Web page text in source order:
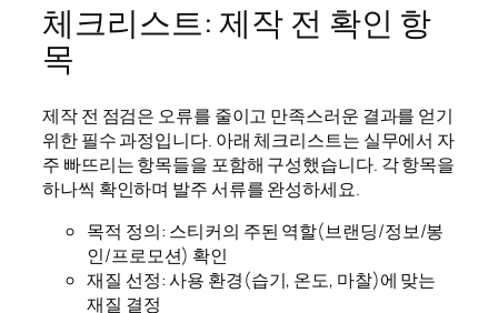
체크리스트: 제작 전 확인 항
목
제작 전 점검은 오류를 줄이고 만족스러운 결과를 얻기
위한 필수 과정입니다. 아래 체크리스트는 실무에서 자
주 빠뜨리는 항목들을 포함해 구성했습니다. 각 항목을
하나씩 확인하며 발주 서류를 완성하세요.
목적 정의: 스티커의 주된 역할(브랜딩/정보/봉
인/프로모션) 확인
재질 선정: 사용 환경(습기, 온도, 마찰)에 맞는
재질 결정